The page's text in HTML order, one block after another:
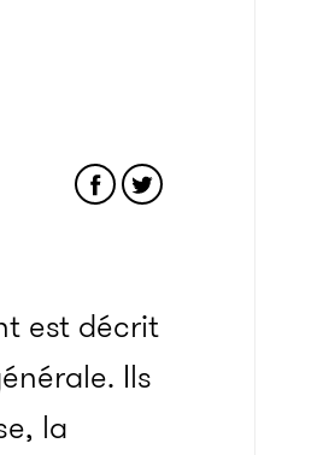
est décrit
Ils
la